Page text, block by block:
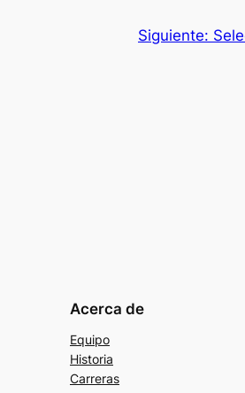
Siguiente:
Acerca de
Equipo
Historia
Carreras